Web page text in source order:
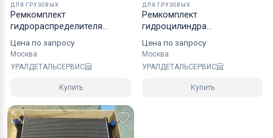
ДЛЯ ГРУЗОВЫХ
Ремкомплект
гидрораспределителя
NOK
Цена по запросу
Москва
УРАЛДЕТАЛЬСЕРВИС
Купить
ДЛЯ ГРУЗОВЫХ
Рeмкoмплeкт
гидроцилиндра
NOK 42N6C13380
Цена по запросу
Москва
УРАЛДЕТАЛЬСЕРВИС
Купить